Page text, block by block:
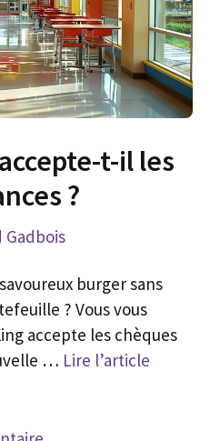
t-il les
?
Gadbois
burger sans
? Vous vous
accepte les chèques
… Lire l’article